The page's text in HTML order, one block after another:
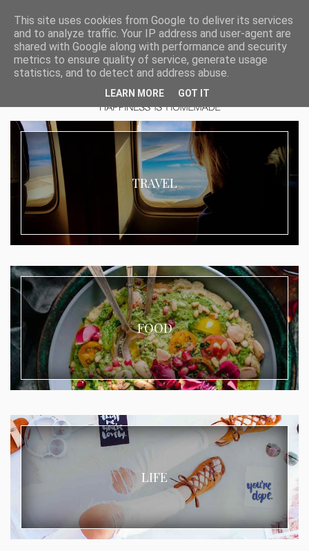
TRAVEL
FOOD
LIFE
This site uses cookies from Google to deliver its services
and to analyze traffic. Your IP address and user-agent are
shared with Google along with performance and security
metrics to ensure quality of service, generate usage
statistics, and to detect and address abuse.
LEARN MORE GOT IT